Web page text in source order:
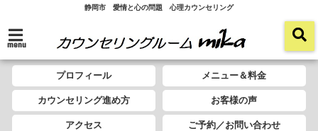
静岡市 愛情と心の問題 心理カウンセリング
menu
プロフィール メニュー＆料金
カウンセリング進め方 お客様の声
アクセス ご予約／お問い合わせ